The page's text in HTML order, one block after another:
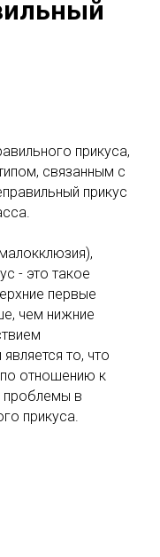
прикуса,
связанным с
прикус
- это такое
первые
чем нижние
то, что
отношению к
проблемы в
прикуса.